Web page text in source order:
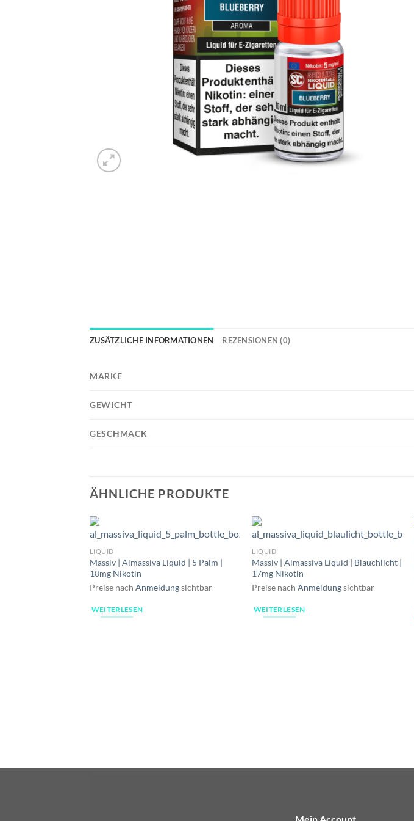
ZUSÄTZLICHE INFORMATIONEN REZENSIONEN (0)
MARKE
GEWICHT
GESCHMACK
ÄHNLICHE PRODUKTE
LIQUID
Massiv | Almassiva Liquid | 5 Palm |
10mg Nikotin
Preise nach Anmeldungsichtbar
WEITERLESEN
LIQUID
Massiv | Almassiva Liquid | Blauchlicht |
17mg Nikotin
Preise nachAnmeldungsichtbar
WEITERLESEN